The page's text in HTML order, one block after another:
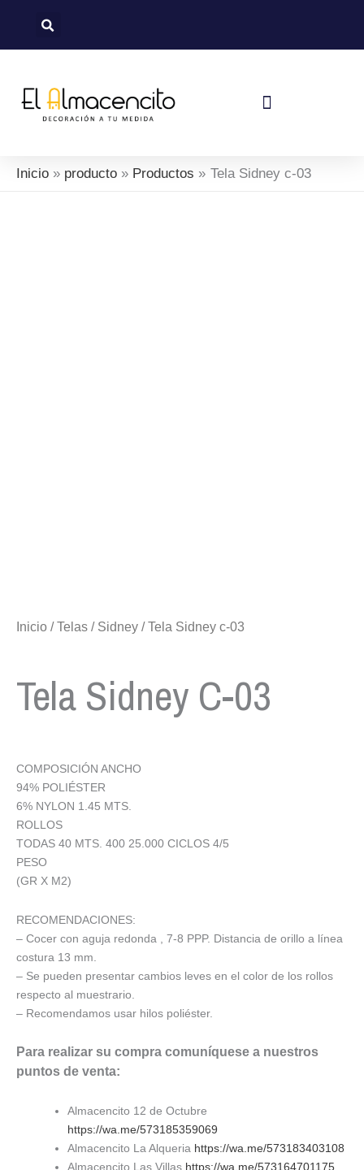
Inicio producto Productos Tela Sidney c-03
Inicio /Telas / Sidney / Tela Sidney c-03
Tela Sidney C-03
COMPOSICIÓN ANCHO
94% POLIÉSTER
6% NYLON 1.45 MTS.
ROLLOS
TODAS 40 MTS. 400 25.000 CICLOS 4/5
PESO
(GR X M2)
RECOMENDACIONES:
– Cocer con aguja redonda , 7-8 PPP. Distancia de orillo a línea
costura 13 mm.
– Se pueden presentar cambios leves en el color de los rollos
respecto al muestrario.
– Recomendamos usar hilos poliéster.
Para realizar su compra comuníquese a nuestros
puntos de venta:
Almacencito 12 de Octubre
https://wa.me/573185359069
Almacencito La Alqueria https://wa.me/573183403108
Almacencito Las Villas https://wa.me/573164701175